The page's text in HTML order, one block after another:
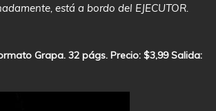
está a bordo del EJECUTOR.
Grapa. 32 págs. Precio: $3,99 Salida: